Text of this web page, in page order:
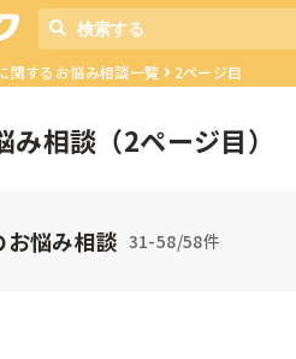
関するお悩み相談一覧 2ページ目
み相談（2ページ目）
お悩み相談 31-58/58件